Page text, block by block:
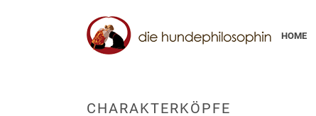
HOME
CHARAKTERKÖPFE